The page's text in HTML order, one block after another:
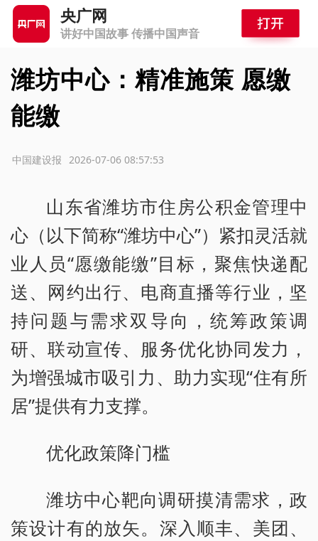
央广网
讲好中国故事 传播中国声音
潍坊中心：精准施策 愿缴
能缴
2026-07-06 08:57:53
中国建设报
山东省潍坊市住房公积金管理中
心（以下简称“潍坊中心”）紧扣灵活就
业人员“愿缴能缴”目标，聚焦快递配
送、网约出行、电商直播等行业，坚
持问题与需求双导向，统筹政策调
研、联动宣传、服务优化协同发力，
为增强城市吸引力、助力实现“住有所
居”提供有力支撑。
优化政策降门槛
潍坊中心靶向调研摸清需求，政
策设计有的放矢。深入顺丰、美团、